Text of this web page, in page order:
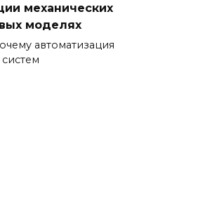
механических
моделях
автоматизация